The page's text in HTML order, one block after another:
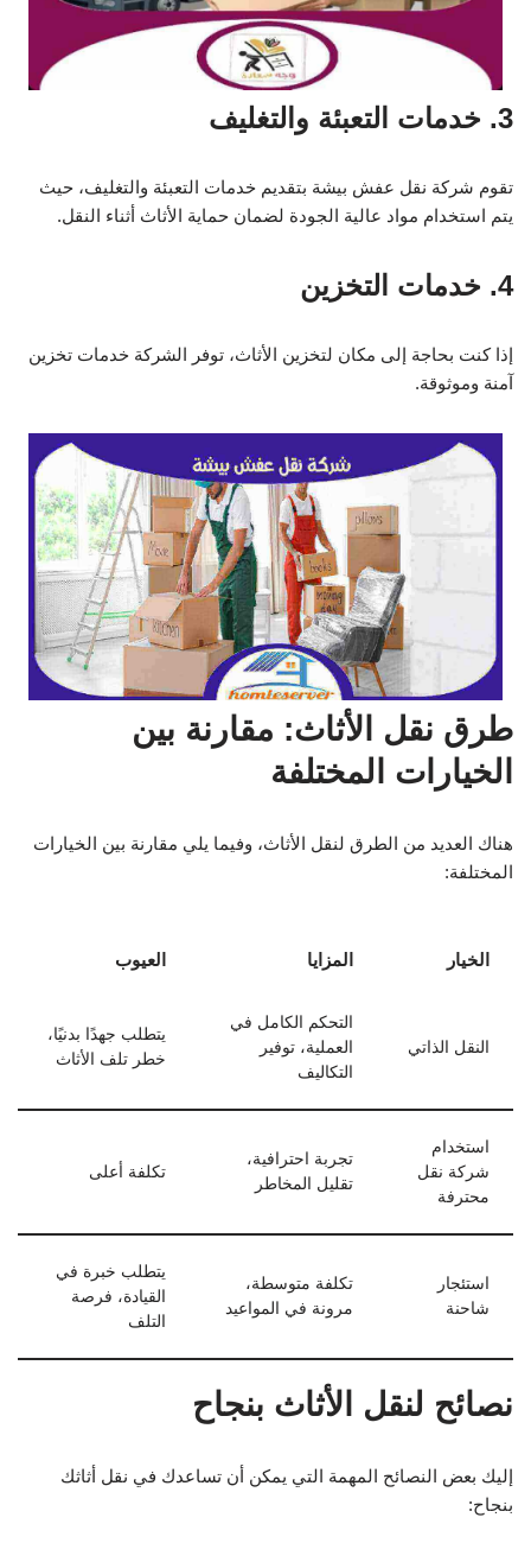
3. خدمات التعبئة والتغليف
تقوم شركة نقل عفش بيشة بتقديم خدمات التعبئة والتغليف، حيث
يتم استخدام مواد عالية الجودة لضمان حماية الأثاث أثناء النقل.
4. خدمات التخزين
إذا كنت بحاجة إلى مكان لتخزين الأثاث، توفر الشركة خدمات تخزين
آمنة وموثوقة.
طرق نقل الأثاث: مقارنة بين
الخيارات المختلفة
هناك العديد من الطرق لنقل الأثاث، وفيما يلي مقارنة بين الخيارات
المختلفة:
الخيار المزايا العيوب
النقل الذاتي
التحكم الكامل في
العملية، توفير
التكاليف
يتطلب جهدًا بدنيًا،
خطر تلف الأثاث
استخدام
شركة نقل
محترفة
تجربة احترافية،
تقليل المخاطر
تكلفة أعلى
استئجار
شاحنة
تكلفة متوسطة،
مرونة في المواعيد
يتطلب خبرة في
القيادة، فرصة
التلف
نصائح لنقل الأثاث بنجاح
إليك بعض النصائح المهمة التي يمكن أن تساعدك في نقل أثاثك
بنجاح: